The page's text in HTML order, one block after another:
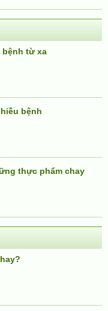
bệnh từ xa
bệnh
thực phẩm chay